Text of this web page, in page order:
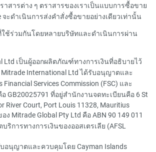
าสารต่าง ๆ ตราสารของเราเป็นแบบการซื้อขาย
จะดำเนินการส่งคำสั่งซื้อขายอย่างเดียวเท่านั้น
ช้ร่วมกันโดยหลายบริษัทและดำเนินการผ่าน
Ltd เป็นผู้ออกผลิตภัณฑ์ทางการเงินที่อธิบายไว้
International Ltd ได้รับอนุญาตและ
Services Commission (FSC) และ
GB20025791 ที่อยู่สำนักงานจดทะเบียนคือ 6 St
River Court, Port Louis 11328, Mauritius
Mitrade Global Pty Ltd คือ ABN 90 149 011
ริการทางการเงินของออสเตรเลีย (AFSL
บอนุญาตและควบคุมโดย Cayman Islands